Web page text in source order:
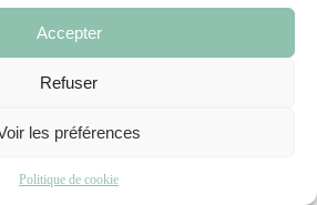
Accepter
Refuser
les préférences
Politique de cookie
Politique de cookie CGU